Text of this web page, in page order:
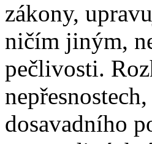
zákony,
ničím jiným,
pečlivosti.
dosavadního